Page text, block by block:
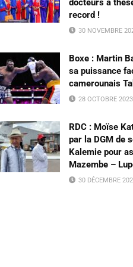
docteurs à
record !
30 NOVEMBRE
Boxe : Martin
sa puissance
camerounais
28 OCTOBRE 2023
RDC : Moïse
par la DGM de
Kalemie pour
Mazembe –
30 DÉCEMBRE